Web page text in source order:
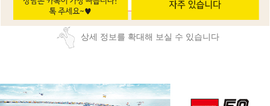
상세 정보를 확대해 보실 수 있습니다